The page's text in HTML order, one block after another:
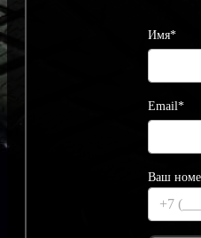
Имя*
Email*
Ваш